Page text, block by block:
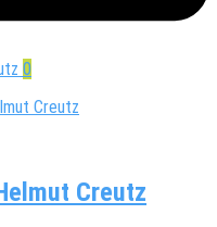
0
Creutz
Creutz